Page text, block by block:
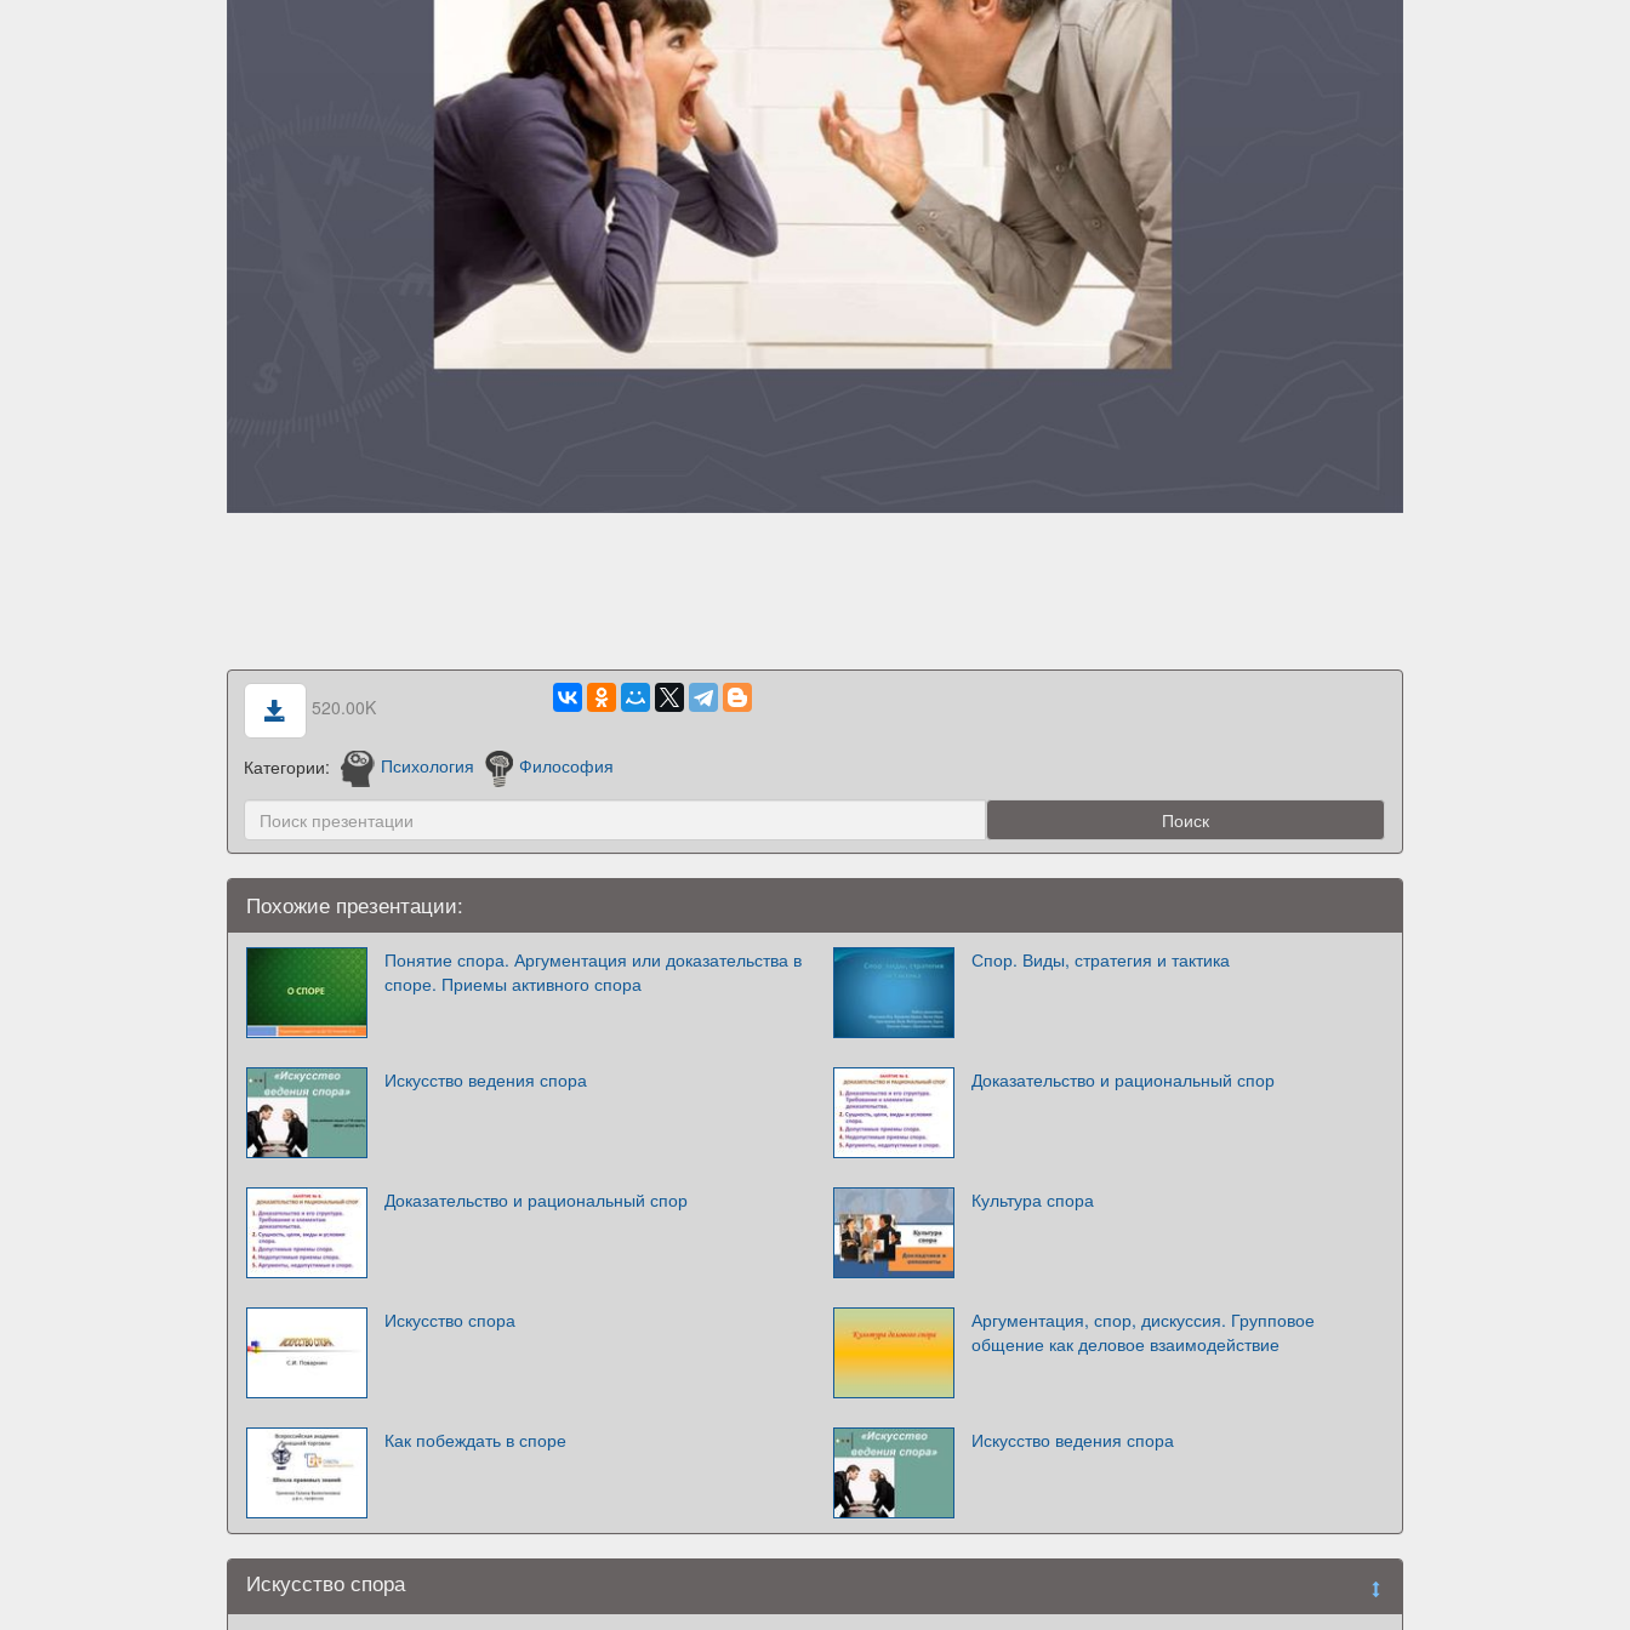
520.00K
Категории: Психология Философия
Похожие презентации:
Понятие спора. Аргументация или доказательства в
споре. Приемы активного спора
Спор. Виды, стратегия и тактика
Искусство ведения спора Доказательство и рациональный спор
Доказательство и рациональный спор Культура спора
Искусство спора
Аргументация, спор, дискуссия. Групповое
общение как деловое взаимодействие
Как побеждать в споре Искусство ведения спора
Искусство спора